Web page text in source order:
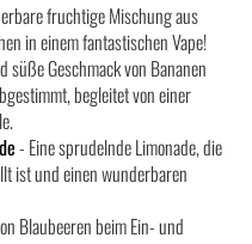
fruchtige Mischung aus
in einem fantastischen Vape!
süße Geschmack von Bananen
begleitet von einer
- Eine sprudelnde Limonade, die
ist und einen wunderbaren
Blaubeeren beim Ein- und